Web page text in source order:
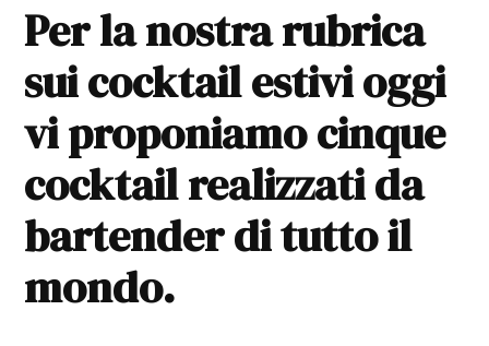
Per la nostra rubrica
sui cocktail estivi oggi
vi proponiamo cinque
cocktail realizzati da
bartender di tutto il
mondo.